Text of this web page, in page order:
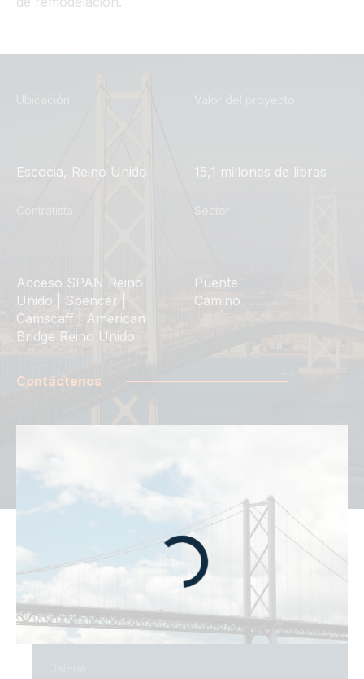
Escocia, Reino Unido 15,1 millones de libras
Contratista
Acceso SPAN Reino
Unido | Spencer |
Camscaff | American
Bridge Reino Unido
Puente
Camino
Contáctenos